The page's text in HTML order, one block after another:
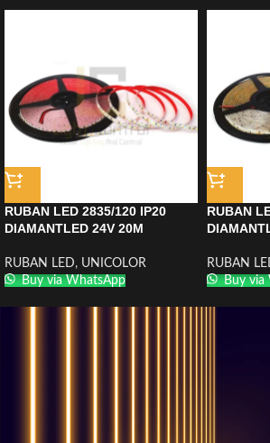
RUBAN LED 2835/120 IP20
DIAMANTLED 24V 20M
RUBAN LED, UNICOLOR
Buy via WhatsApp
RUBAN
RUBAN
Buy via